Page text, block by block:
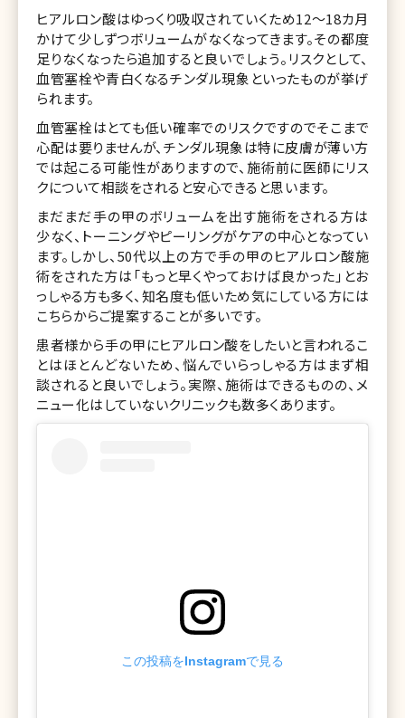
ヒアルロン酸はゆっくり吸収されていくため12〜18カ月
かけて少しずつボリュームがなくなってきます。その都度
足りなくなったら追加すると良いでしょう。リスクとして、
血管塞栓や青白くなるチンダル現象といったものが挙げ
られます。
血管塞栓はとても低い確率でのリスクですのでそこまで
心配は要りませんが、チンダル現象は特に皮膚が薄い方
では起こる可能性がありますので、施術前に医師にリス
クについて相談をされると安心できると思います。
まだまだ手の甲のボリュームを出す施術をされる方は
少なく、トーニングやピーリングがケアの中心となってい
ます。しかし、50代以上の方で手の甲のヒアルロン酸施
術をされた方は「もっと早くやっておけば良かった」とお
っしゃる方も多く、知名度も低いため気にしている方には
こちらからご提案することが多いです。
患者様から手の甲にヒアルロン酸をしたいと言われるこ
とはほとんどないため、悩んでいらっしゃる方はまず相
談されると良いでしょう。実際、施術はできるものの、メ
ニュー化はしていないクリニックも数多くあります。
この投稿をInstagramで見る